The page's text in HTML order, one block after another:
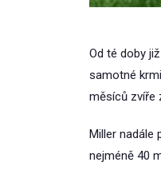
Od té doby
samotné
měsíců zvíře
Miller nadále
nejméně 40